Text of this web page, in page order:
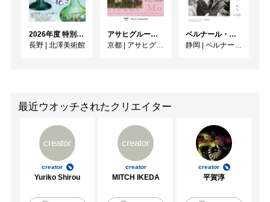
2026年度 特別展「ガレとドーム、アール･ヌーヴォーのガラス 水辺のやすらぎ、海の神秘」
長野 | 北澤美術館
アサヒグループ大山崎山荘美術館 開館30周年記念展「没後100年 クロード・モネ」
京都 | アサヒグループ大山崎山荘美術館
ベルナール・ビュフェと写真 ーカメラがとらえたビュフェとその時代、そして21 世紀へ
静岡 | ベルナール・ビュフェ美術館
最近ウオッチされたクリエイター
creator
creator
Yuriko Shirou
creator
creator
MITCH IKEDA
creator
平賀淳